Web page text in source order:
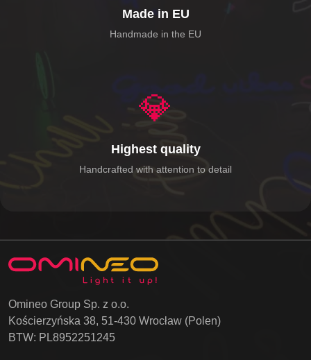
Made in EU
Handmade in the EU
💎
Highest quality
Handcrafted with attention to detail
Omineo Group Sp. z o.o.
Kościerzyńska 38, 51-430 Wrocław (Polen)
BTW: PL8952251245